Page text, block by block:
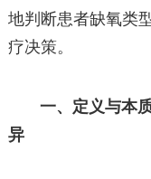
地判断患者缺氧类
疗决策。
一、定义与本
异